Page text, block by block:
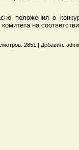
положения о
на
2851 | Добавил: